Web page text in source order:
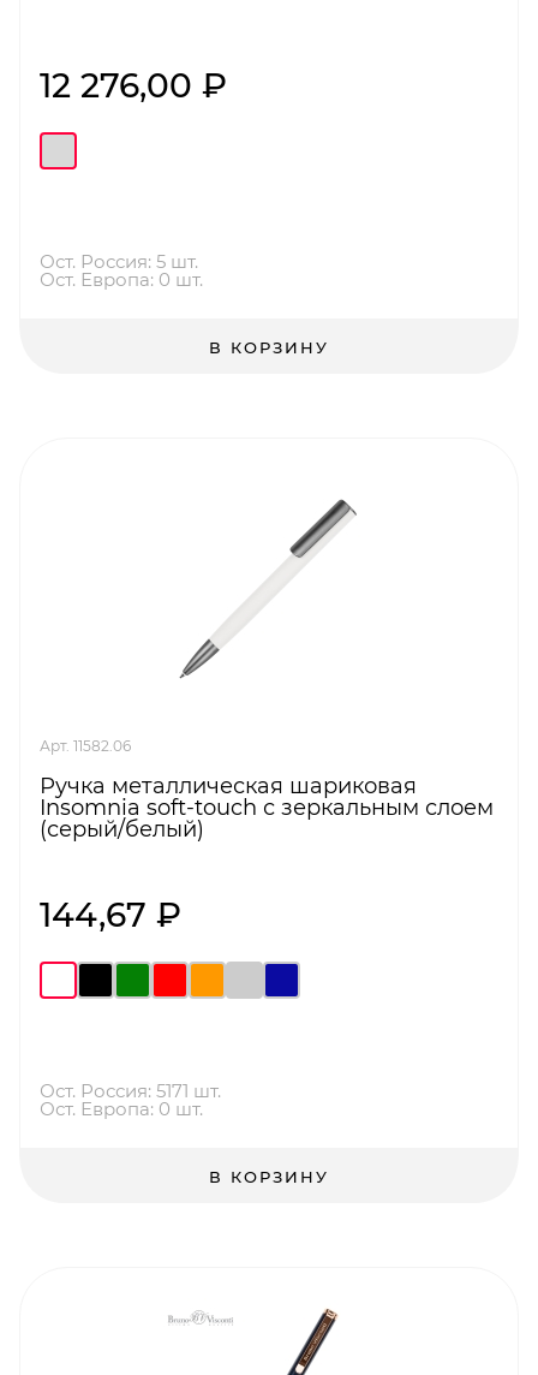
12 276,00 ₽
Ост. Россия: 5 шт.
Ост. Европа: 0 шт.
В КОРЗИНУ
Арт. 11582.06
Ручка металлическая шариковая
Insomnia soft-touch с зеркальным слоем
(серый/белый)
144,67 ₽
Ост. Россия: 5171 шт.
Ост. Европа: 0 шт.
В КОРЗИНУ